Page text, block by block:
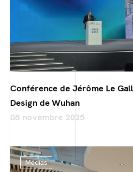
Conférence de Jérôme Le
Design de Wuhan
08 novembre 2025
Médias